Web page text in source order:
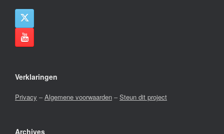
Verklaringen
Privacy –Algemene voorwaarden –Steun dit project
Archives